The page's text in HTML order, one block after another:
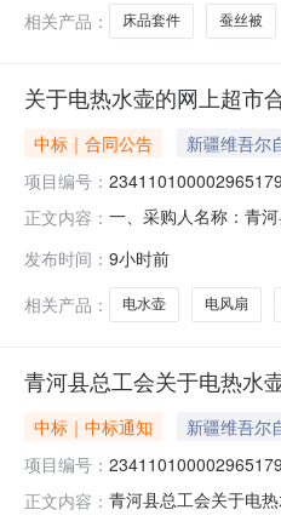
相关产品：
床品套件 蚕丝被
关于电热水壶的网上超市
中标｜合同公告 新疆维吾尔
项目编号：
正文内容： 一、采购人名称：青
2.001122242美的电
发布时间： 9小时前
相关产品：
电水壶 电风扇
青河县总工会关于电热水
中标｜中标通知 新疆维吾尔
项目编号：
正文内容： 青河县总工会关于电